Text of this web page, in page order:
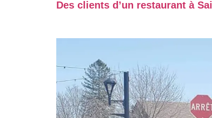
Des clients d’un restaurant à